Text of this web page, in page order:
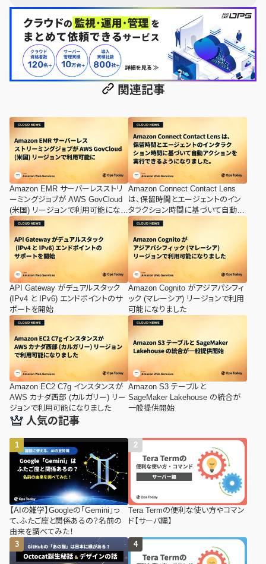
関連記事
Amazon EMR サーバーレスストリ
ーミングジョブが AWS GovCloud
(米国) リージョンで利用可能になり
ました
Amazon Connect Contact Lens
は、保留時間とエージェントのイン
タラクション時間に基づいて自動ア
クションを実行できるようになりま
した。
API Gateway がデュアルスタック
(IPv4 と IPv6) エンドポイントのサ
ポートを開始
Amazon Cognito がアジアパシフィ
ック (マレーシア) リージョンで利用
可能になりました
Amazon EC2 C7g インスタンスが
AWS カナダ西部 (カルガリー) リー
ジョンで利用可能になりました
Amazon S3 テーブルと
SageMaker Lakehouse の統合が
一般提供開始
人気の記事
【AIの雑学】Googleの「Gemini」っ
て、ふたご座と関係あるの？名前の
由来を調べてみた！
Tera Termの便利な使い方やコマン
ド【サーバ編】